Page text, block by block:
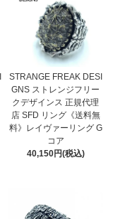
STRANGE FREAK DESI
GNS ストレンジフリー
クデザインス 正規代理
店 SFD リング《送料無
料》レイヴァーリング G
コア
40,150円(税込)